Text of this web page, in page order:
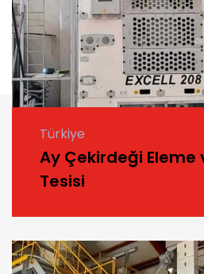
Türkiye
Ay Çekirdeği Eleme
Tesisi